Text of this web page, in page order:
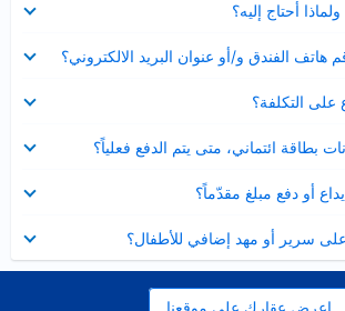
أحتاج إليه؟
هاتف الفندق و/أو عنوان البريد الالكتروني؟
على التكلفة؟
بطاقة ائتماني، متى يتم الدفع فعلياً؟
أو دفع مبلغ مقدّماً؟
سرير أو مهد إضافي للأطفال؟
اعرض عقارك على موقعنا